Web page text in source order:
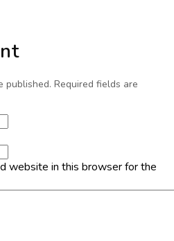
Required fields are
website in this browser for the